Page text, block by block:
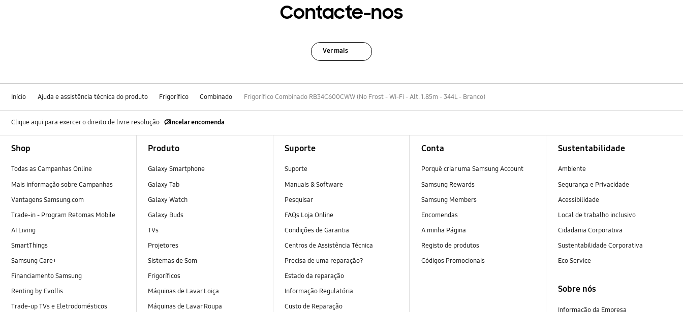
Contacte-nos
Ver mais
Início Ajuda e assistência técnica do produto Frigorífico Combinado Frigorífico Combinado RB34C600CWW (No Frost - Wi-Fi - Alt. 1.85m - 344L - Branco)
Clique aqui para exercer o direito de livre resolução Cancelar encomenda
Shop
Todas as Campanhas Online
Mais informação sobre Campanhas
Vantagens Samsung.com
Trade-in - Program Retomas Mobile
AI Living
SmartThings
Samsung Care+
Financiamento Samsung
Renting by Evollis
Trade-up TVs e Eletrodomésticos
Produto
Galaxy Smartphone
Galaxy Tab
Galaxy Watch
Galaxy Buds
TVs
Projetores
Sistemas de Som
Frigoríficos
Máquinas de Lavar Loiça
Máquinas de Lavar Roupa
Suporte
Suporte
Manuais & Software
Pesquisar
FAQs Loja Online
Condições de Garantia
Centros de Assistência Técnica
Precisa de uma reparação?
Estado da reparação
Informação Regulatória
Custo de Reparação
Conta
Porquê criar uma Samsung Account
Samsung Rewards
Samsung Members
Encomendas
A minha Página
Registo de produtos
Códigos Promocionais
Sustentabilidade
Ambiente
Segurança e Privacidade
Acessibilidade
Local de trabalho inclusivo
Cidadania Corporativa
Sustentabilidade Corporativa
Eco Service
Sobre nós
Informação da Empresa